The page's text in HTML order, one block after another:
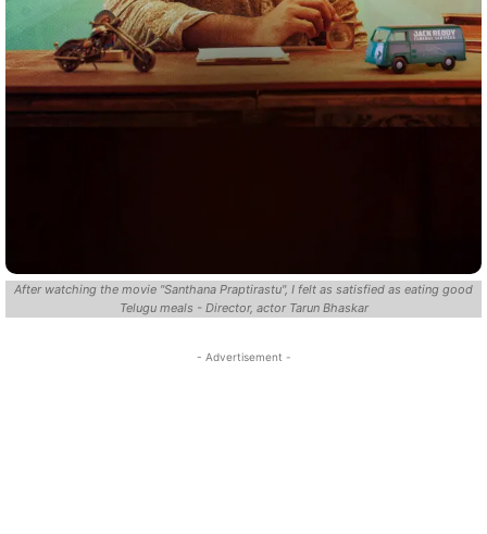
After watching the movie "Santhana Praptirastu", I felt as satisfied as eating good
Telugu meals - Director, actor Tarun Bhaskar
- Advertisement -